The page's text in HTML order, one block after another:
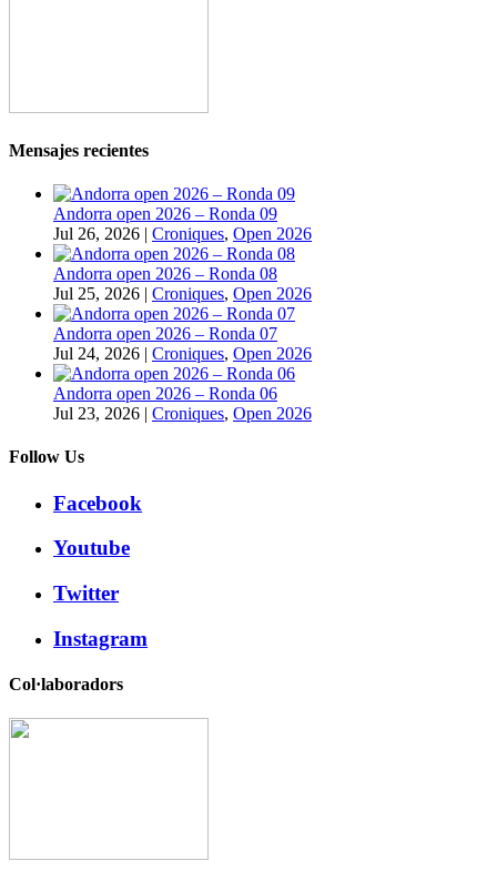
Mensajes recientes
Andorra open 2026 – Ronda 09
Jul 26, 2026 | Croniques, Open 2026
Andorra open 2026 – Ronda 08
Jul 25, 2026 | Croniques, Open 2026
Andorra open 2026 – Ronda 07
Jul 24, 2026 | Croniques, Open 2026
Andorra open 2026 – Ronda 06
Jul 23, 2026 | Croniques, Open 2026
Follow Us
Facebook
Youtube
Twitter
Instagram
Col·laboradors